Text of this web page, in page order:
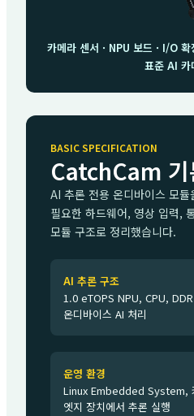
카메라 센서 · NPU 보드 · I/O
표준 AI 카
BASIC SPECIFICATION
CatchCam 기
AI 추론 전용 온디바이스 모
필요한 하드웨어, 영상 입력,
모듈 구조로 정리했습니다.
AI 추론 구조
1.0 eTOPS NPU, CPU,
온디바이스 AI 처리
운영 환경
Linux Embedded System,
엣지 장치에서 추론 실행